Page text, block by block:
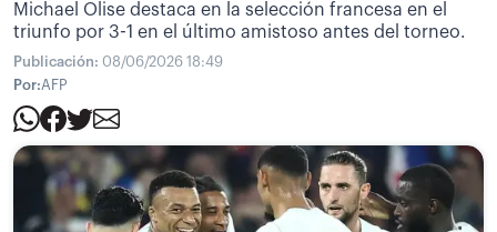
Michael Olise destaca en la selección francesa en el
triunfo por 3-1 en el último amistoso antes del torneo.
Publicación: 08/06/2026 18:49
Por:AFP